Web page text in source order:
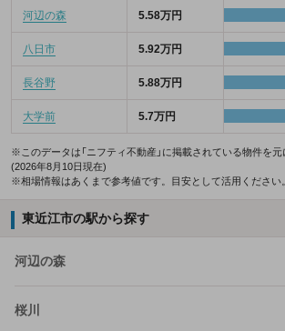
河辺の森 5.58万円
八日市 5.92万円
長谷野 5.88万円
大学前 5.7万円
※このデータは「ニフティ不動産」に掲載されている物件を元
(2026年8月10日現在)
※相場情報はあくまで参考値です。目安として活用ください。
東近江市の駅から探す
河辺の森
桜川